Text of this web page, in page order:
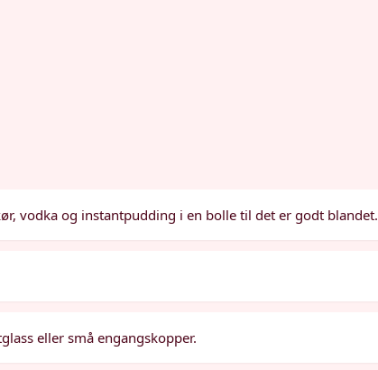
vodka og instantpudding i en bolle til det er godt blandet.
eller små engangskopper.